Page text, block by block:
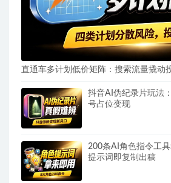
直通车多计划低价矩阵：搜索流量撬动
抖音AI伪纪录片玩法
号占位变现
200条AI角色指令工
提示词即复制出稿